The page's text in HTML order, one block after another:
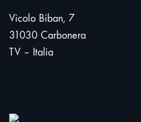
Vicolo Biban, 7
31030 Carbonera
TV – Italia